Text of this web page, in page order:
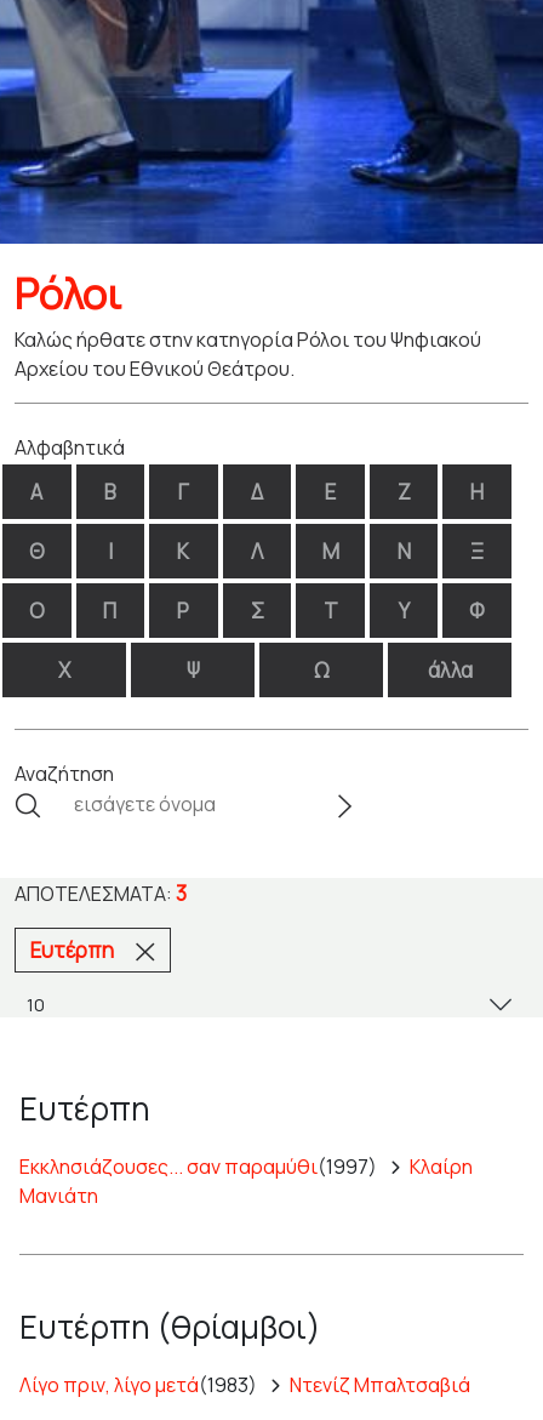
Ρόλοι
Καλώς ήρθατε στην κατηγορία Ρόλοι του Ψηφιακού
Αρχείου του Εθνικού Θεάτρου.
Αλφαβητικά
Α Β Γ Δ Ε Ζ Η
Θ Ι Κ Λ Μ Ν Ξ
Ο Π Ρ Σ Τ Υ Φ
Χ Ψ Ω άλλα
Αναζήτηση
ΑΠΟΤΕΛΈΣΜΑΤΑ: 3
Ευτέρπη
Ευτέρπη
Εκκλησιάζουσες... σαν παραμύθι(1997)
Κλαίρη
Μανιάτη
Ευτέρπη (θρίαμβοι)
Λίγο πριν, λίγο μετά(1983) Ντενίζ Μπαλτσαβιά